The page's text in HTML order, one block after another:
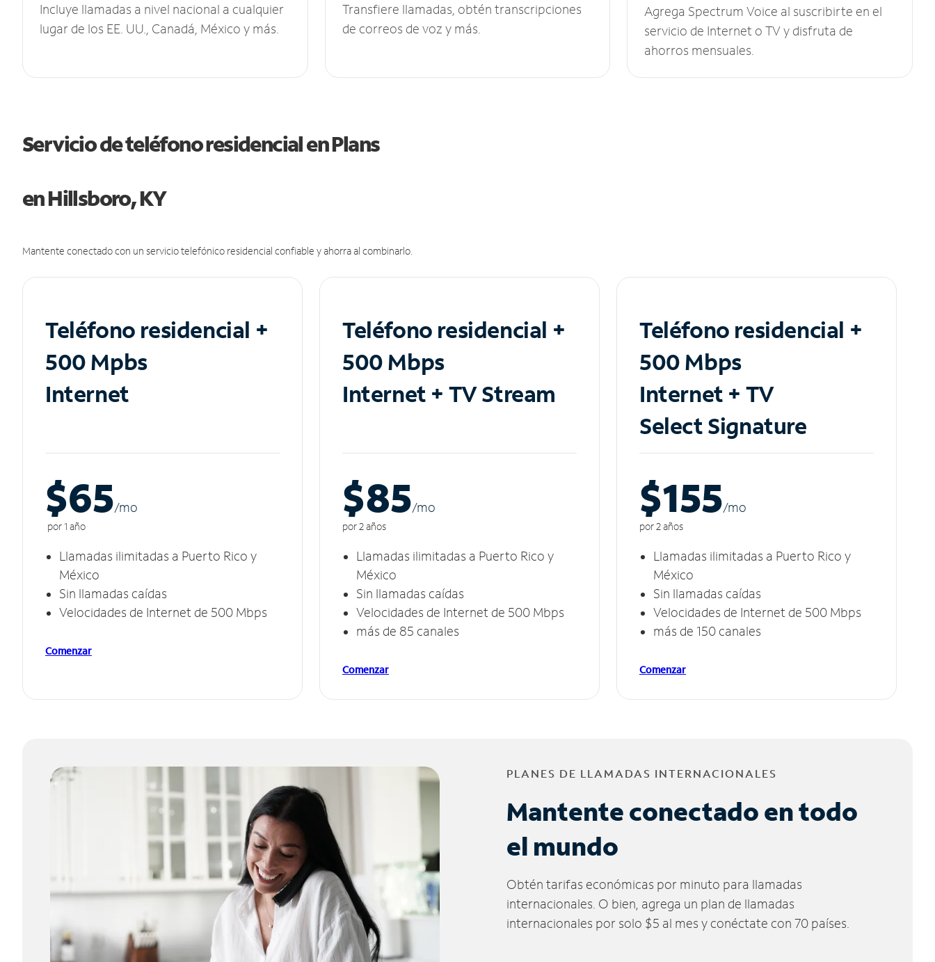
Incluye llamadas a nivel nacional a cualquier
lugar de los EE. UU., Canadá, México y más.
Transfiere llamadas, obtén transcripciones
de correos de voz y más.
Agrega Spectrum Voice al suscribirte en el
servicio de Internet o TV y disfruta de
ahorros mensuales.
Servicio de teléfono residencial en Plans
en Hillsboro, KY
Mantente conectado con un servicio telefónico residencial confiable y ahorra al combinarlo.
Teléfono residencial +
500 Mpbs
Internet
$65/mo
por 1 año
Llamadas ilimitadas a Puerto Rico y
México
Sin llamadas caídas
Velocidades de Internet de 500 Mbps
Comenzar
Teléfono residencial +
500 Mbps
Internet + TV Stream
$85/mo
por 2 años
Llamadas ilimitadas a Puerto Rico y
México
Sin llamadas caídas
Velocidades de Internet de 500 Mbps
más de 85 canales
Comenzar
Teléfono residencial +
500 Mbps
Internet + TV
Select Signature
$155/mo
por 2 años
Llamadas ilimitadas a Puerto Rico y
México
Sin llamadas caídas
Velocidades de Internet de 500 Mbps
más de 150 canales
Comenzar
PLANES DE LLAMADAS INTERNACIONALES
Mantente conectado en todo
el mundo
Obtén tarifas económicas por minuto para llamadas
internacionales. O bien, agrega un plan de llamadas
internacionales por solo $5 al mes y conéctate con 70 países.